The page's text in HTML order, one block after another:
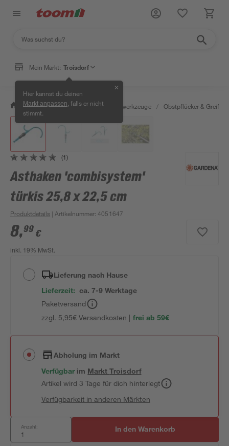
Mein Markt: Troisdorf
Hier kannst du deinen
Markt anpassen , falls er nicht
stimmt.
✕
/ Garten & Freizeit / Gartenhandwerkzeuge / Obstpflücker &
(1)
Asthaken 'combisystem'
türkis 25,8 x 22,5 cm
Produktdetails | Artikelnummer:4051647
8,99 €
inkl. 19% MwSt.
Lieferung nach Hause
Lieferzeit: ca. 7-9 Werktage
Paketversand
zzgl. 5,95€ Versandkosten | frei ab 59€
Abholung im Markt
Verfügbar im MarktTroisdorf
Artikel wird 3 Tage für dich hinterlegt
Verfügbarkeit in anderen Märkten
Anzahl: In den Warenkorb